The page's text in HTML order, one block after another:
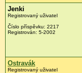
Jenki
Registrovaný uživatel
Číslo příspěvku: 2217
Registrován: 5-2002
Ostravák
Registrovaný uživatel